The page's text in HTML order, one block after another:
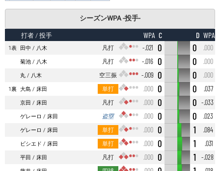
シーズンWPA -投手-
打者/ 投手 WPA C D WPA
1表 田中 八木 凡打 -.021 0 0
.000
菊池
八木 凡打 -.016 0 0
.000
丸
八木 空三振 -.009 0 0
.000
1裏 大島 床田 単打 .000 0 0
.037
京田
床田 凡打 .000 0 0 -.033
ゲレーロ
床田 盗塁 .000 0 0
.023
ゲレーロ
床田 単打 .000 0 1
.084
ビシエド
床田 単打 .000 0 1
.031
平田
床田 凡打 .000 0 1
-.028